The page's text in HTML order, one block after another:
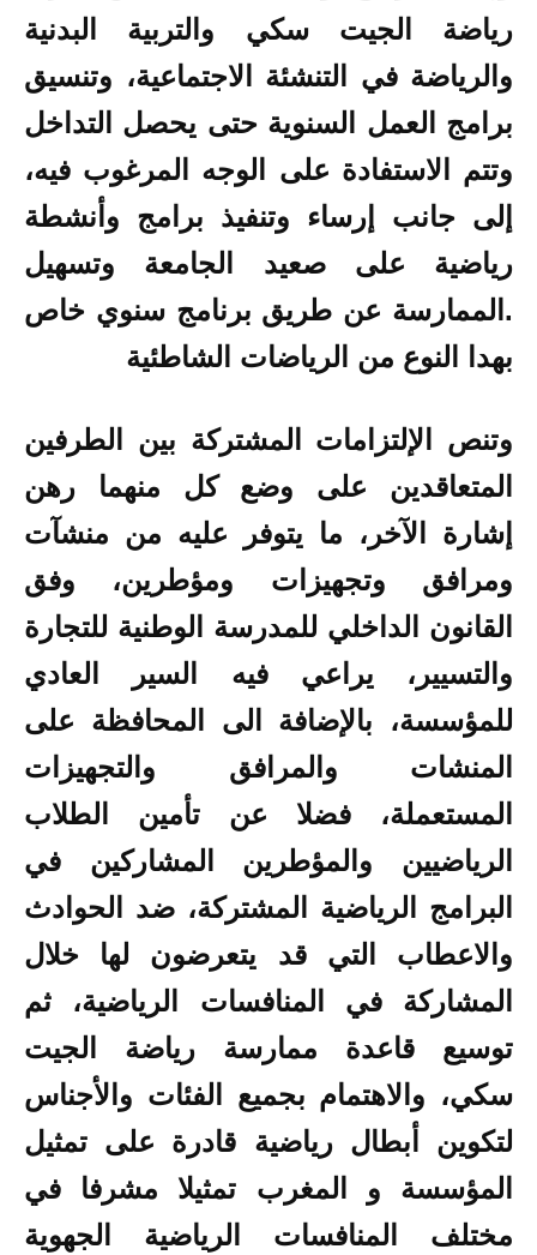
رياضة الجيت سكي والتربية البدنية
والرياضة في التنشئة الاجتماعية، وتنسيق
برامج العمل السنوية حتى يحصل التداخل
وتتم الاستفادة على الوجه المرغوب فيه،
إلى جانب إرساء وتنفيذ برامج وأنشطة
رياضية على صعيد الجامعة وتسهيل
.الممارسة عن طريق برنامج سنوي خاص
بهدا النوع من الرياضات الشاطئية
وتنص الإلتزامات المشتركة بين الطرفين
المتعاقدين على وضع كل منهما رهن
إشارة الآخر، ما يتوفر عليه من منشآت
ومرافق وتجهيزات ومؤطرين، وفق
القانون الداخلي للمدرسة الوطنية للتجارة
والتسيير، يراعي فيه السير العادي
للمؤسسة، بالإضافة الى المحافظة على
المنشات والمرافق والتجهيزات
المستعملة، فضلا عن تأمين الطلاب
الرياضيين والمؤطرين المشاركين في
البرامج الرياضية المشتركة، ضد الحوادث
والاعطاب التي قد يتعرضون لها خلال
المشاركة في المنافسات الرياضية، ثم
توسيع قاعدة ممارسة رياضة الجيت
سكي، والاهتمام بجميع الفئات والأجناس
لتكوين أبطال رياضية قادرة على تمثيل
المؤسسة و المغرب تمثيلا مشرفا في
مختلف المنافسات الرياضية الجهوية